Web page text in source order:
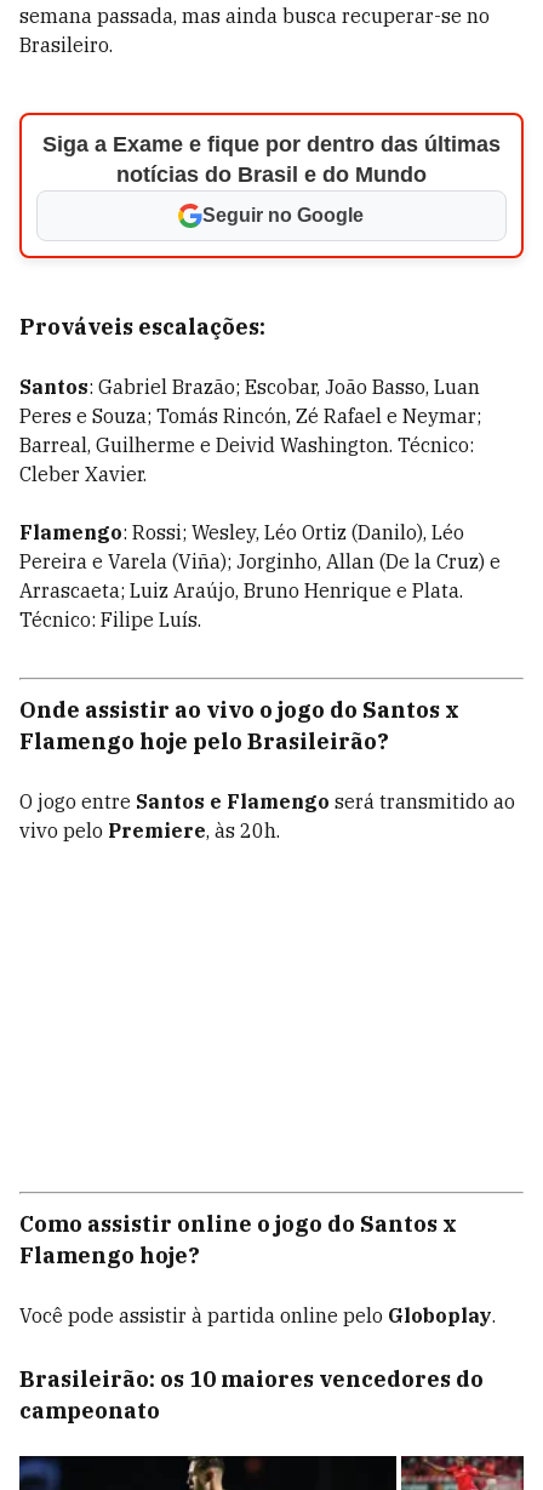
semana passada, mas ainda busca recuperar-se no
Brasileiro.
Siga a Exame e fique por dentro das últimas
notícias do Brasil e do Mundo
Seguir no Google
Prováveis escalações:
Santos: Gabriel Brazão; Escobar, João Basso, Luan
Peres e Souza; Tomás Rincón, Zé Rafael e Neymar;
Barreal, Guilherme e Deivid Washington. Técnico:
Cleber Xavier.
Flamengo: Rossi; Wesley, Léo Ortiz (Danilo), Léo
Pereira e Varela (Viña); Jorginho, Allan (De la Cruz) e
Arrascaeta; Luiz Araújo, Bruno Henrique e Plata.
Técnico: Filipe Luís.
Onde assistir ao vivo o jogo do Santos x
Flamengo hoje pelo Brasileirão?
O jogo entre Santos e Flamengo será transmitido ao
vivo pelo Premiere, às 20h.
Como assistir online o jogo do Santos x
Flamengo hoje?
Você pode assistir à partida online pelo Globoplay.
Brasileirão: os 10 maiores vencedores do
campeonato